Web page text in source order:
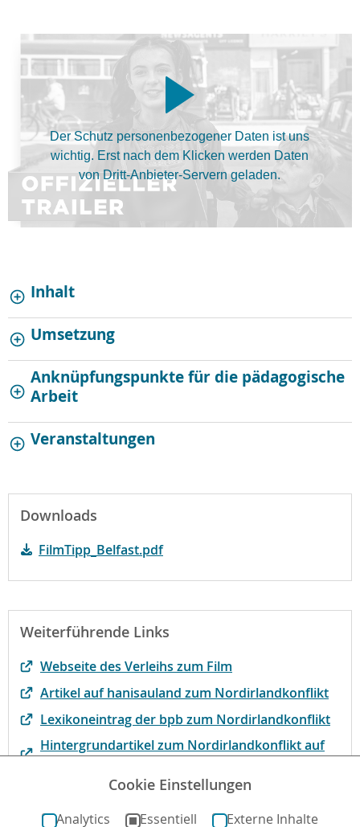
Der Schutz personenbezogener Daten ist uns
wichtig. Erst nach dem Klicken werden Daten
von Dritt-Anbieter-Servern geladen.
Inhalt
Umsetzung
Anknüpfungspunkte für die pädagogische
Arbeit
Veranstaltungen
Downloads
FilmTipp_Belfast.pdf
Weiterführende Links
Webseite des Verleihs zum Film
Artikel auf hanisauland zum Nordirlandkonflikt
Lexikoneintrag der bpb zum Nordirlandkonflikt
Hintergrundartikel zum Nordirlandkonflikt auf
Dossiert Film des Monats auf kinofenster.de
Cookie Einstellungen
Analytics Essentiell Externe Inhalte